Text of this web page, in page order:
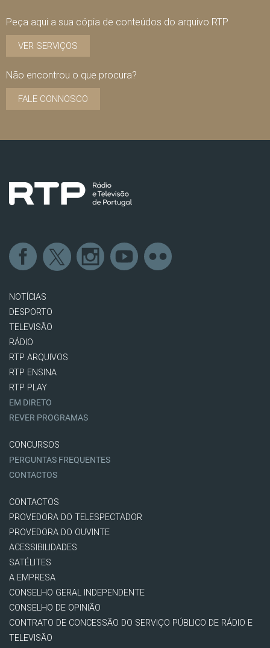
Peça aqui a sua cópia de conteúdos do arquivo RTP
VER SERVIÇOS
Não encontrou o que procura?
FALE CONNOSCO
NOTÍCIAS
DESPORTO
TELEVISÃO
RÁDIO
RTP ARQUIVOS
RTP ENSINA
RTP PLAY
EM DIRETO
REVER PROGRAMAS
CONCURSOS
PERGUNTAS FREQUENTES
CONTACTOS
CONTACTOS
PROVEDORA DO TELESPECTADOR
PROVEDORA DO OUVINTE
ACESSIBILIDADES
SATÉLITES
A EMPRESA
CONSELHO GERAL INDEPENDENTE
CONSELHO DE OPINIÃO
CONTRATO DE CONCESSÃO DO SERVIÇO PÚBLICO DE RÁDIO E
TELEVISÃO